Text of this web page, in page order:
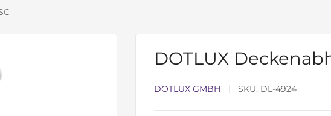
DOTLUX
DOTLUX GMBH SKU: DL-4924